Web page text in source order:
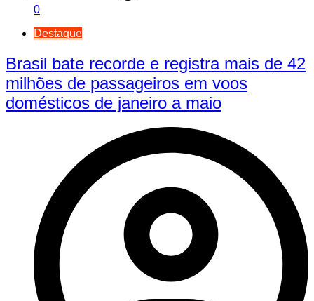
0
Destaque
Brasil bate recorde e registra mais de 42
milhões de passageiros em voos
domésticos de janeiro a maio